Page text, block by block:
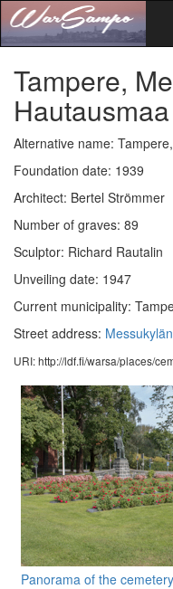
Tampere,
Hautausmaa
Alternative name:
Foundation date: 1939
Architect: Bertel Strömmer
Number of graves: 89
Sculptor: Richard Rautalin
Unveiling date: 1947
Current municipality:
Street address:
URI: http://ldf.fi/warsa/places/
Panorama of the cemetery